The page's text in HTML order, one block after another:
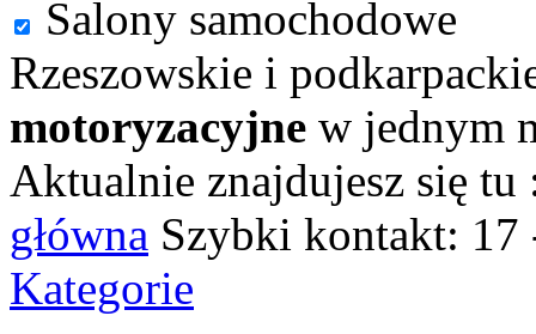
Salony samochodowe
Rzeszowskie i
motoryzacyjne w jednym
Aktualnie znajdujesz się
główna Szybki kontakt: 17
Kategorie